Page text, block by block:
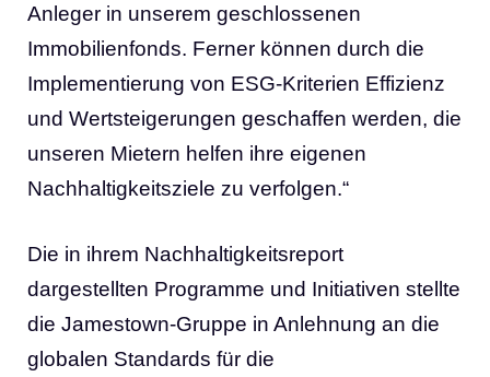
Anleger in unserem geschlossenen
Immobilienfonds. Ferner können durch die
Implementierung von ESG-Kriterien Effizienz
und Wertsteigerungen geschaffen werden, die
unseren Mietern helfen ihre eigenen
Nachhaltigkeitsziele zu verfolgen.“
Die in ihrem Nachhaltigkeitsreport
dargestellten Programme und Initiativen stellte
die Jamestown-Gruppe in Anlehnung an die
globalen Standards für die